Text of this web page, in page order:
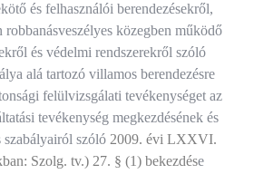
és felhasználói berendezésekről,
közegben működő
és védelmi rendszerekről szóló
alá tartozó villamos berendezésre
felülvizsgálati tevékenységet az
tevékenység megkezdésének és
szabályairól szóló 2009. évi LXXVI.
Szolg. tv.) 27. § (1) bekezdése